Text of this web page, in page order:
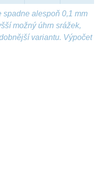
spadne alespoň 0,1 mm
možný úhrn srážek,
variantu. Výpočet